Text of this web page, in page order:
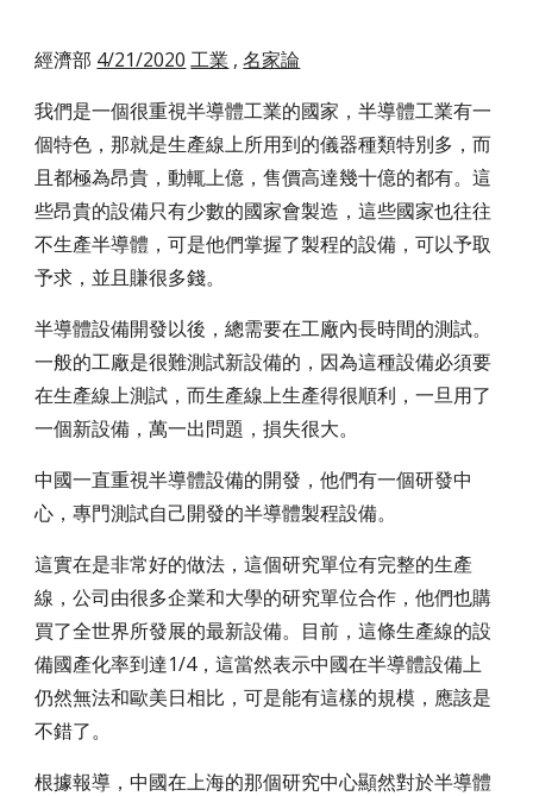
經濟部 4/21/2020 工業 ,名家論
我們是一個很重視半導體工業的國家，半導體工業有一
個特色，那就是生產線上所用到的儀器種類特別多，而
且都極為昂貴，動輒上億，售價高達幾十億的都有。這
些昂貴的設備只有少數的國家會製造，這些國家也往往
不生產半導體，可是他們掌握了製程的設備，可以予取
予求，並且賺很多錢。
半導體設備開發以後，總需要在工廠內長時間的測試。
一般的工廠是很難測試新設備的，因為這種設備必須要
在生產線上測試，而生產線上生產得很順利，一旦用了
一個新設備，萬一出問題，損失很大。
中國一直重視半導體設備的開發，他們有一個研發中
心，專門測試自己開發的半導體製程設備。
這實在是非常好的做法，這個研究單位有完整的生產
線，公司由很多企業和大學的研究單位合作，他們也購
買了全世界所發展的最新設備。目前，這條生產線的設
備國產化率到達1/4，這當然表示中國在半導體設備上
仍然無法和歐美日相比，可是能有這樣的規模，應該是
不錯了。
根據報導，中國在上海的那個研究中心顯然對於半導體